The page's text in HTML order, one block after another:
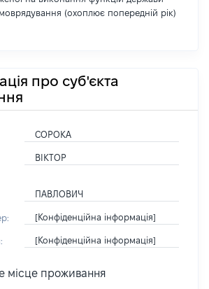
(охоплює попередній рік)
про суб'єкта
СОРОКА
ВІКТОР
ПАВЛОВИЧ
[Конфіденційна інформація]
[Конфіденційна інформація]
місце проживання